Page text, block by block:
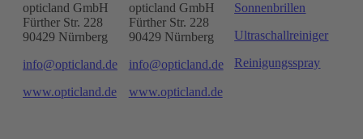
opticland GmbH
Fürther Str. 228
90429 Nürnberg
info@opticland.de
www.opticland.de
opticland GmbH
Fürther Str. 228
90429 Nürnberg
info@opticland.de
www.opticland.de
Sonnenbrillen
Ultraschallreiniger
Reinigungsspray